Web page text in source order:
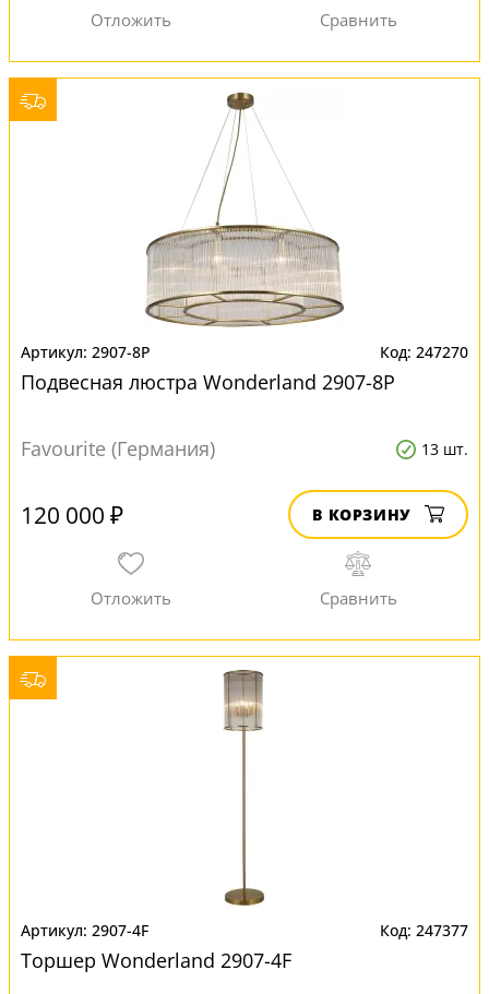
2907-8P 247270
Подвесная люстра Wonderland 2907-8P
Favourite (Германия) 13 шт.
120 000 ₽ В КОРЗИНУ
2907-4F 247377
Торшер Wonderland 2907-4F